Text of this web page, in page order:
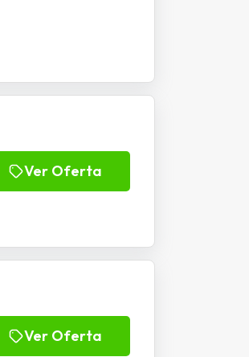
Ver Oferta
Ver Oferta